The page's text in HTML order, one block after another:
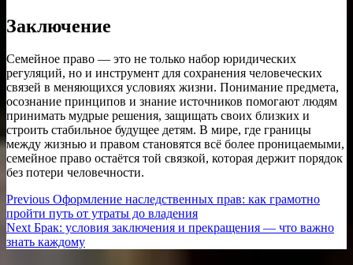
Заключение
Семейное право — это не только набор юридических
регуляций, но и инструмент для сохранения человеческих
связей в меняющихся условиях жизни. Понимание предмета,
осознание принципов и знание источников помогают людям
принимать мудрые решения, защищать своих близких и
строить стабильное будущее детям. В мире, где границы
между жизнью и правом становятся всё более проницаемыми,
семейное право остаётся той связкой, которая держит порядок
без потери человечности.
Навигация
по
записям
Previous Previous
post:
Оформление наследственных прав: как грамотно
пройти путь от утраты до владения
Next Next
post:
Брак: условия заключения и прекращения — что важно
знать каждому